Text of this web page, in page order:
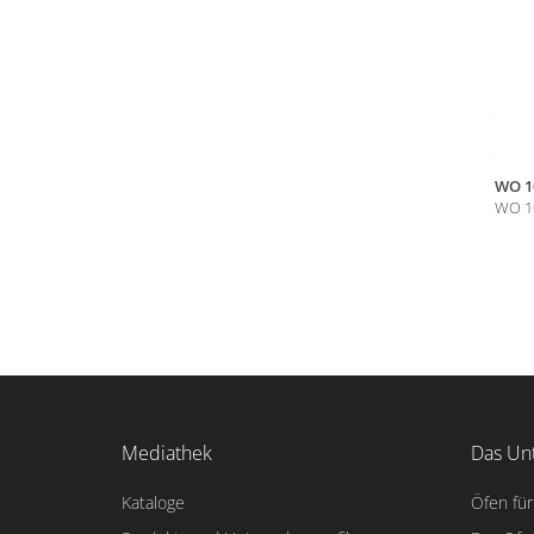
WO
WO
Mediathek
Kataloge
Das
Öfen